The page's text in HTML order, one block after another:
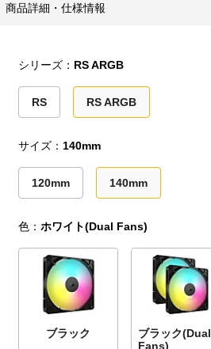
商品詳細・仕様情報
シリーズ： RS ARGB
RS RS ARGB
サイズ： 140mm
120mm 140mm
色：ホワイト(Dual Fans)
ブラック
ブラック(Dual
Fans)